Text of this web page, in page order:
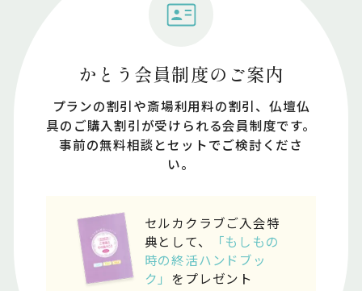
かとう会員制度のご案内
プランの割引や斎場利⽤料の割引、仏壇仏
具のご購⼊割引が受けられる会員制度です。
事前の無料相談とセットでご検討くださ
い。
セルカクラブご入会特
典として、
「もしもの
時の終活ハンドブッ
ク」 をプレゼント